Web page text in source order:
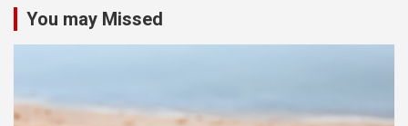
You may Missed